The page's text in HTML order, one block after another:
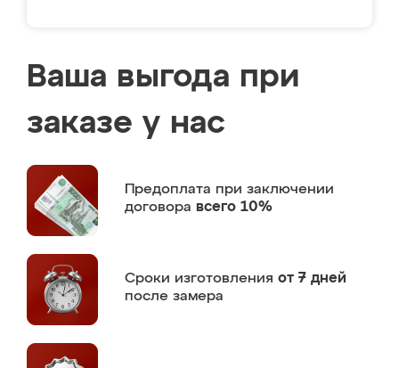
Ваша выгода при
заказе у нас
Предоплата при заключении
договора всего 10%
Сроки изготовления от 7 дней
после замера